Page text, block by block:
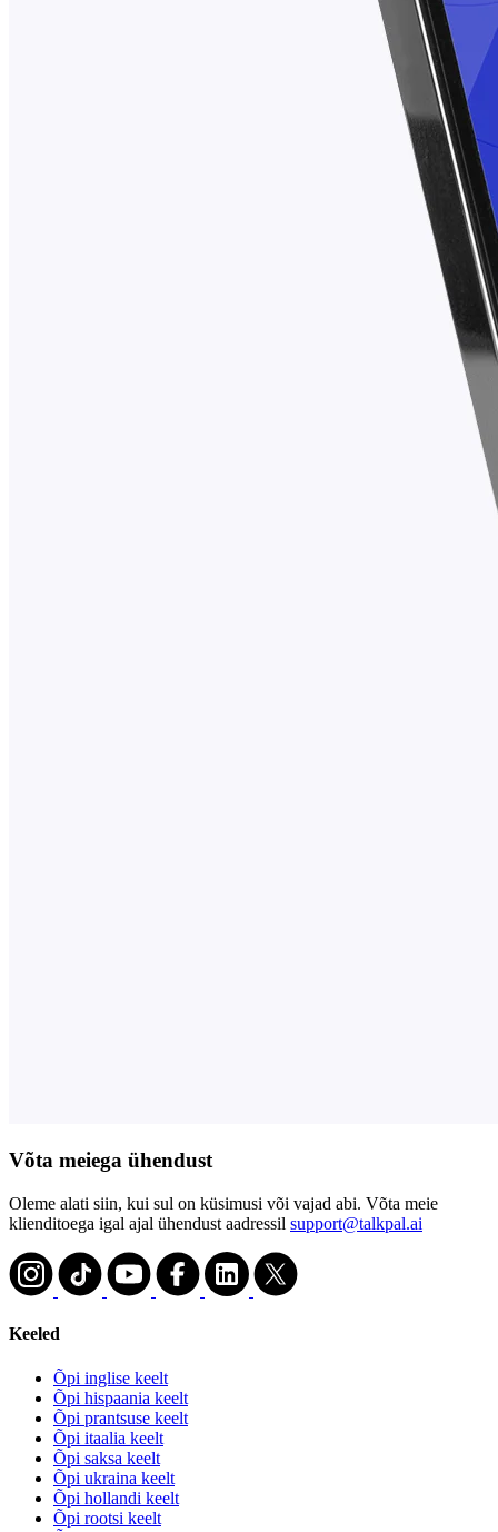
Võta meiega ühendust
Oleme alati siin, kui sul on küsimusi või vajad abi. Võta meie
klienditoega igal ajal ühendust aadressil support@talkpal.ai
Keeled
Õpi inglise keelt
Õpi hispaania keelt
Õpi prantsuse keelt
Õpi itaalia keelt
Õpi saksa keelt
Õpi ukraina keelt
Õpi hollandi keelt
Õpi rootsi keelt